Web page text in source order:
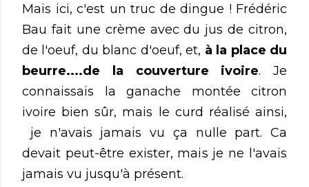
Mais ici, c'est un truc de dingue ! Frédéric
Bau fait une crème avec du jus de citron,
de l'oeuf, du blanc d'oeuf, et, à la place du
beurre....de la couverture ivoire. Je
connaissais la ganache montée citron
ivoire bien sûr, mais le curd réalisé ainsi,
je n'avais jamais vu ça nulle part. Ca
devait peut-être exister, mais je ne l'avais
jamais vu jusqu'à présent.